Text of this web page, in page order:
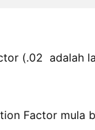
(.02 adalah
Factor mula